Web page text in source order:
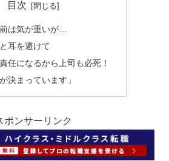
目次
は気が重いが…
耳を避けて
責任になるから上司も必死！
決まっています」
ポンサーリンク